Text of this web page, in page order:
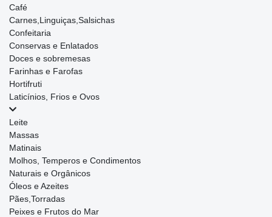
Café
Carnes,Linguiças,Salsichas
Confeitaria
Conservas e Enlatados
Doces e sobremesas
Farinhas e Farofas
Hortifruti
Laticínios, Frios e Ovos
Leite
Massas
Matinais
Molhos, Temperos e Condimentos
Naturais e Orgânicos
Óleos e Azeites
Pães,Torradas
Peixes e Frutos do Mar